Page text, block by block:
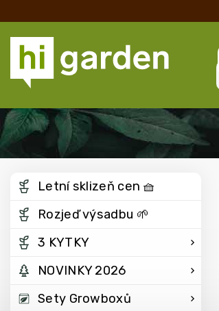
Letní sklizeň cen 🧺
Rozjeď výsadbu 🌱
3 KYTKY
NOVINKY 2026
Sety Growboxů